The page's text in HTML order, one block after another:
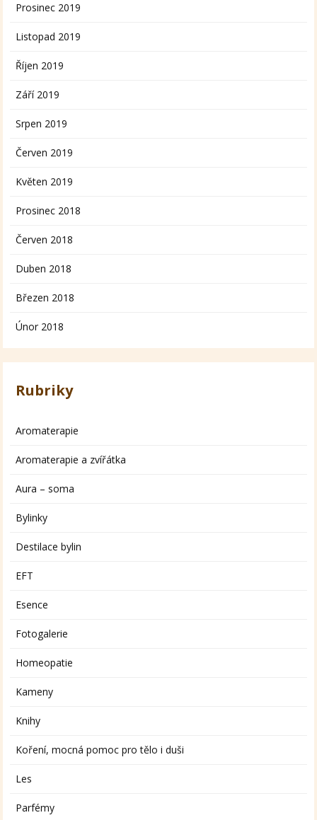
Prosinec 2019
Listopad 2019
Říjen 2019
Září 2019
Srpen 2019
Červen 2019
Květen 2019
Prosinec 2018
Červen 2018
Duben 2018
Březen 2018
Únor 2018
Rubriky
Aromaterapie
Aromaterapie a zvířátka
Aura – soma
Bylinky
Destilace bylin
EFT
Esence
Fotogalerie
Homeopatie
Kameny
Knihy
Koření, mocná pomoc pro tělo i duši
Les
Parfémy